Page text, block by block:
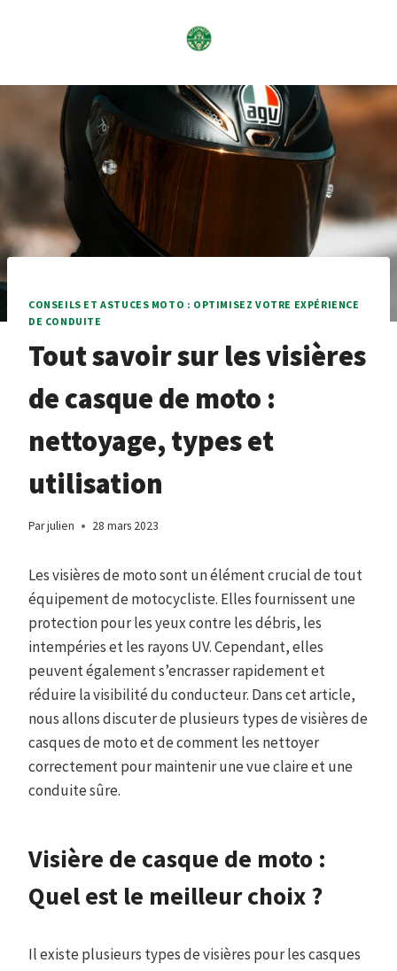
CONSEILS ET ASTUCES MOTO : OPTIMISEZ VOTRE EXPÉRIENCE
DE CONDUITE
Tout savoir sur les visières
de casque de moto :
nettoyage, types et
utilisation
Parjulien 28 mars 2023
Les visières de moto sont un élément crucial de tout
équipement de motocycliste. Elles fournissent une
protection pour les yeux contre les débris, les
intempéries et les rayons UV. Cependant, elles
peuvent également s’encrasser rapidement et
réduire la visibilité du conducteur. Dans cet article,
nous allons discuter de plusieurs types de visières de
casques de moto et de comment les nettoyer
correctement pour maintenir une vue claire et une
conduite sûre.
Visière de casque de moto :
Quel est le meilleur choix ?
Il existe plusieurs types de visières pour les casques